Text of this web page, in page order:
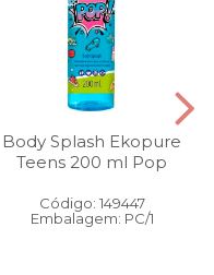
Body Splash Ekopure
Teens 200 ml Pop
Código: 149447
Embalagem: PC/1